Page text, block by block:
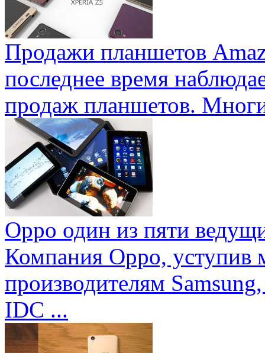
Продажи планшетов
последнее время
продаж планшетов.
Oppo один из пяти
Компания Oppo, уступив
производителям
IDC ...